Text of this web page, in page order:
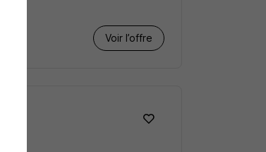
Voir l’offre